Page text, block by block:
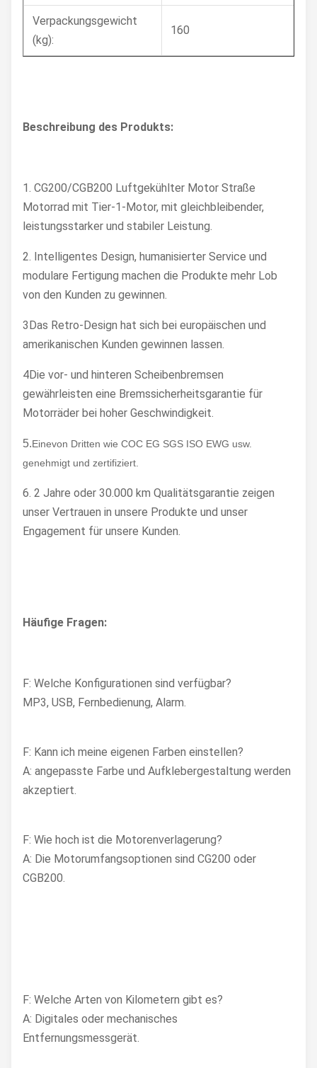
Verpackungsgewicht
(kg):
160
Beschreibung des Produkts:
1. CG200/CGB200 Luftgekühlter Motor Straße
Motorrad mit Tier-1-Motor, mit gleichbleibender,
leistungsstarker und stabiler Leistung.
2. Intelligentes Design, humanisierter Service und
modulare Fertigung machen die Produkte mehr Lob
von den Kunden zu gewinnen.
3Das Retro-Design hat sich bei europäischen und
amerikanischen Kunden gewinnen lassen.
4Die vor- und hinteren Scheibenbremsen
gewährleisten eine Bremssicherheitsgarantie für
Motorräder bei hoher Geschwindigkeit.
5.Einevon Dritten wie COC EG SGS ISO EWG usw.
genehmigt und zertifiziert.
6. 2 Jahre oder 30.000 km Qualitätsgarantie zeigen
unser Vertrauen in unsere Produkte und unser
Engagement für unsere Kunden.
Häufige Fragen:
F: Welche Konfigurationen sind verfügbar?
MP3, USB, Fernbedienung, Alarm.
F: Kann ich meine eigenen Farben einstellen?
A: angepasste Farbe und Aufklebergestaltung werden
akzeptiert.
F: Wie hoch ist die Motorenverlagerung?
A: Die Motorumfangsoptionen sind CG200 oder
CGB200.
F: Welche Arten von Kilometern gibt es?
A: Digitales oder mechanisches
Entfernungsmessgerät.